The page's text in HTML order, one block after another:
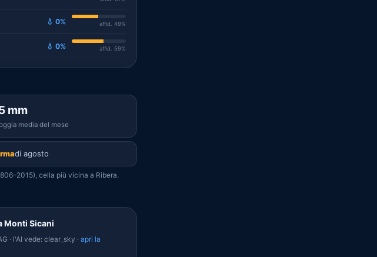
💧 0% affid. 49%
💧 0% affid. 59%
mm
media del mese
di agosto
cella più vicina a Ribera.
Monti Sicani
· l'AI vede: clear_sky · apri la